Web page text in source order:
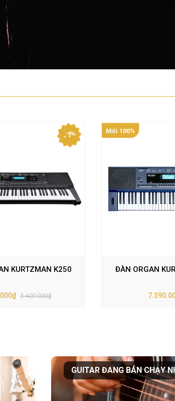
- 7%
KURTZMAN K250
5.400.000₫
Mới 100%
ĐÀN ORGAN
GUITAR ĐANG BÁN CHẠY